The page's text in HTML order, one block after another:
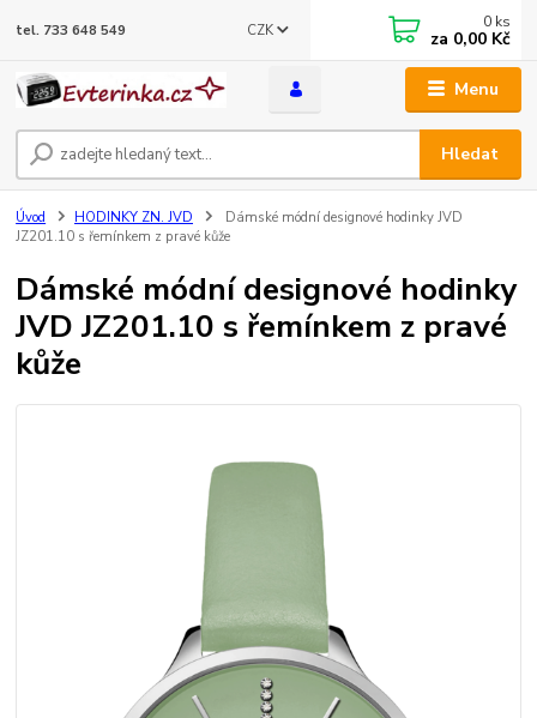
Menu
CZK
Hledat
tel. 733 648 549 0 ks
za 0,00 Kč
Úvod HODINKY ZN. JVD
Dámské módní designové hodinky JVD
JZ201.10 s řemínkem z pravé kůže
Dámské módní designové hodinky
JVD JZ201.10 s řemínkem z pravé
kůže